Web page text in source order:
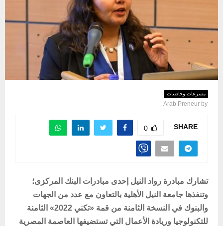
مسرعات وحاضنات
by
Arab Preneur
SHARE
0
تشارك مبادرة رواد النيل إحدى مبادرات البنك المركزى؛
وتنفذها جامعة النيل الأهلية بالتعاون مع عدد من الجهات
والبنوك في النسخة الثامنة من قمة «تكني 2022»
الثامنة
للتكنولوجيا وريادة الأعمال التي تستضيفها العاصمة المصرية